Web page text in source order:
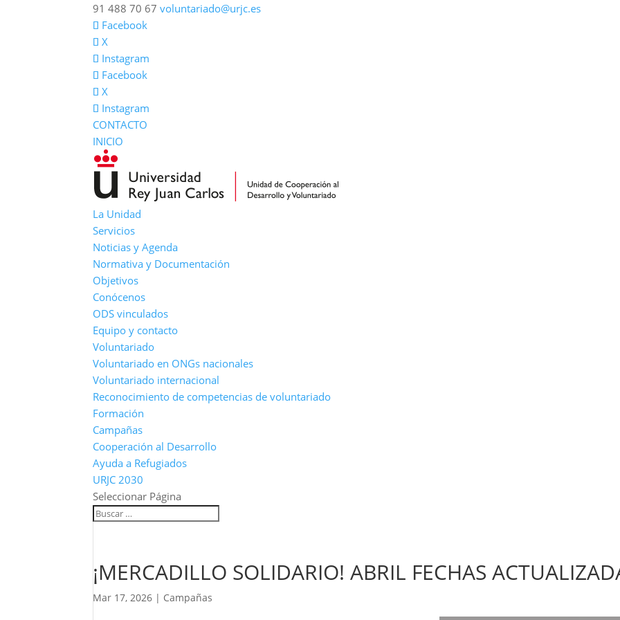
91 488 70 67 voluntariado@urjc.es
Facebook
X
Instagram
Facebook
X
Instagram
CONTACTO
INICIO
La Unidad
Servicios
Noticias y Agenda
Normativa y Documentación
Objetivos
Conócenos
ODS vinculados
Equipo y contacto
Voluntariado
Voluntariado en ONGs nacionales
Voluntariado internacional
Reconocimiento de competencias de voluntariado
Formación
Campañas
Cooperación al Desarrollo
Ayuda a Refugiados
URJC 2030
Seleccionar Página
¡MERCADILLO SOLIDARIO! ABRIL FECHAS
Mar 17, 2026 | Campañas